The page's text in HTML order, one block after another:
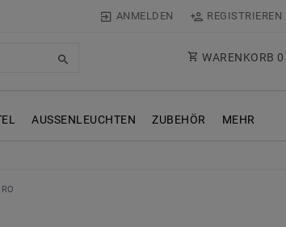
ANMELDEN REGISTRIEREN
WARENKORB 0
AUSSENLEUCHTEN ZUBEHÖR MEHR